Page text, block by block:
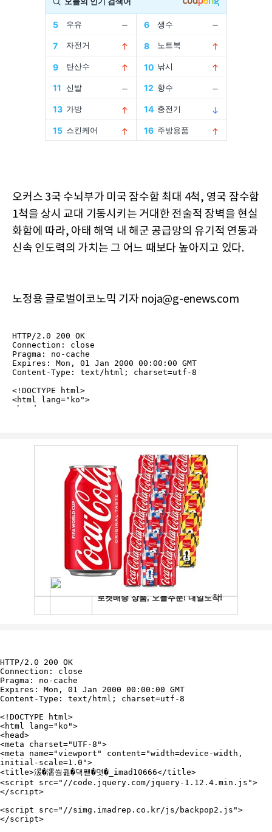
오커스 3국 수뇌부가 미국 잠수함 최대 4척, 영국 잠수함
1척을 상시 교대 기동시키는 거대한 전술적 장벽을 현실
화함에 따라, 아태 해역 내 해군 공급망의 유기적 연동과
신속 인도력의 가치는 그 어느 때보다 높아지고 있다.
노정용 글로벌이코노믹 기자 noja@g-enews.com